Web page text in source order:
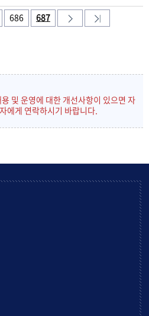
686 687
및 운영에 대한 개선사항이 있으면 자
에게 연락하시기 바랍니다.